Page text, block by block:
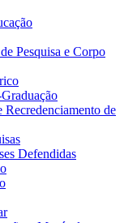
Pesquisa e Corpo
Recredenciamento de
Defendidas